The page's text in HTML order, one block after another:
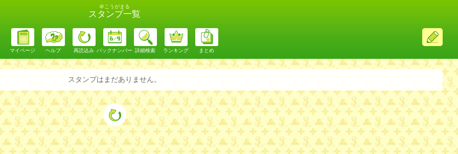
＠こうがまる
スタンプ一覧
ス
レ
投
マイページ ヘルプ 再読込み バックナンバー 詳細検索 ランキング まとめ
スタンプはまだありません。